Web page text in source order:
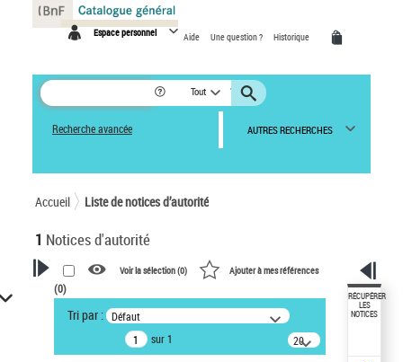
Espace personnel Aide Une question ? Historique
Tout
Recherche avancée AUTRES RECHERCHES
Accueil Liste de notices d’autorité
1 Notices d'autorité
VOTRE RECHERCHE
Recherche avancée dans les
notices d’autorité
Voir la sélection (0) Ajouter à mes références
(0)
Tri par : Défaut
sur 1
20
résultats/page
RÉCUPÉRER
LES
NOTICES
Panneau de gestion des cookies